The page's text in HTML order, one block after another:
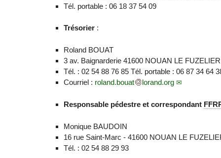
Tél. portable : 06 18 37 54 09
Trésorier :
Roland BOUAT
3 av. Baignarderie 41600 NOUAN LE FUZELIER
Tél. : 02 54 88 76 85 Tél. portable : 06 87 34 64
Courriel : roland.bouat lorand.org
Responsable pédestre et correspondant
Monique BAUDOIN
16 rue Saint-Marc - 41600 NOUAN LE
Tél. : 02 54 88 29 93